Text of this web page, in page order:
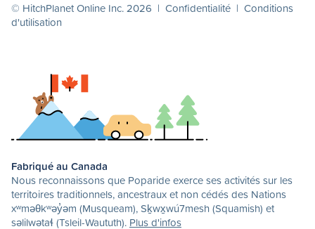
© HitchPlanet Online Inc. 2026 | Confidentialité | Conditions
d'utilisation
Fabriqué au Canada
Nous reconnaissons que Poparide exerce ses activités sur les
territoires traditionnels, ancestraux et non cédés des Nations
xʷməθkʷəy̓əm (Musqueam), Sḵwx̱wú7mesh (Squamish) et
səlilwətaɬ (Tsleil-Waututh). Plus d'infos